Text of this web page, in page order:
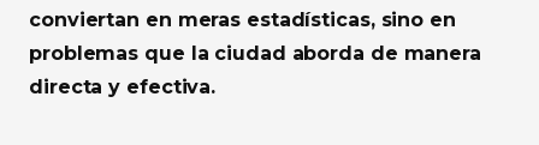
conviertan en meras estadísticas, sino en
problemas que la ciudad aborda de manera
directa y efectiva.